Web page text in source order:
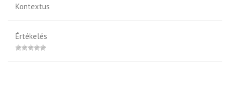
Kontextus
Értékelés